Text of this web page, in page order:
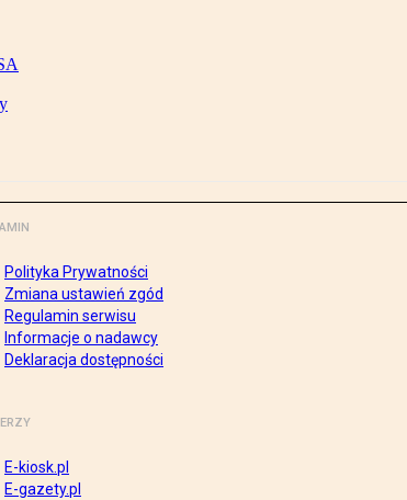
Polityka Prywatności
Zmiana ustawień zgód
Regulamin serwisu
Informacje o nadawcy
Deklaracja dostępności
E-kiosk.pl
E-gazety.pl